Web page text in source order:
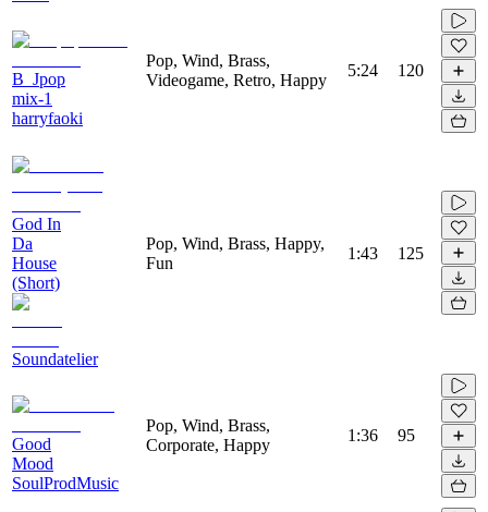
B_Jpop
mix-1
harryfaoki
Pop, Wind, Brass,
Videogame, Retro, Happy
5:24 120
God In
Da
House
(Short)
Soundatelier
Pop, Wind, Brass, Happy,
Fun
1:43 125
Good
Mood
SoulProdMusic
Pop, Wind, Brass,
Corporate, Happy
1:36 95